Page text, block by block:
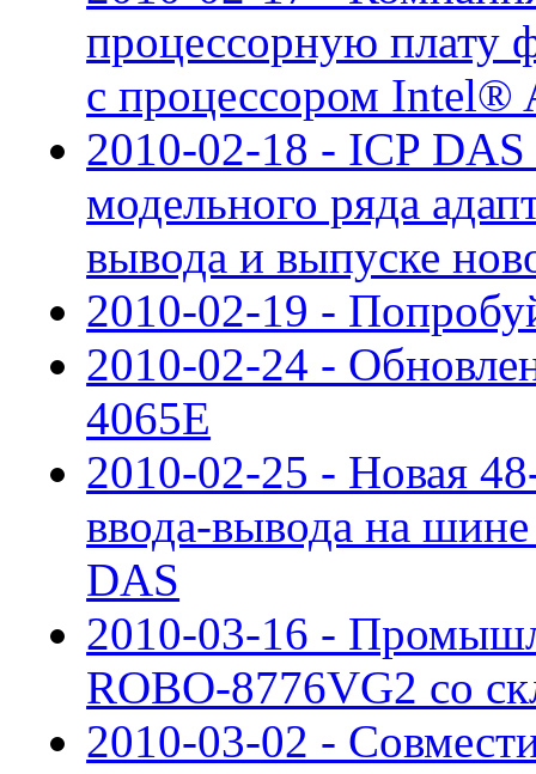
процессорную плату
с процессором
2010-02-18 - ICP DAS
модельного ряда
вывода и выпуске
2010-02-19 -
2010-02-24 -
4065E
2010-02-25 - Новая
ввода-вывода на
DAS
2010-03-16 -
ROBO-8776VG2 со
2010-03-02 -